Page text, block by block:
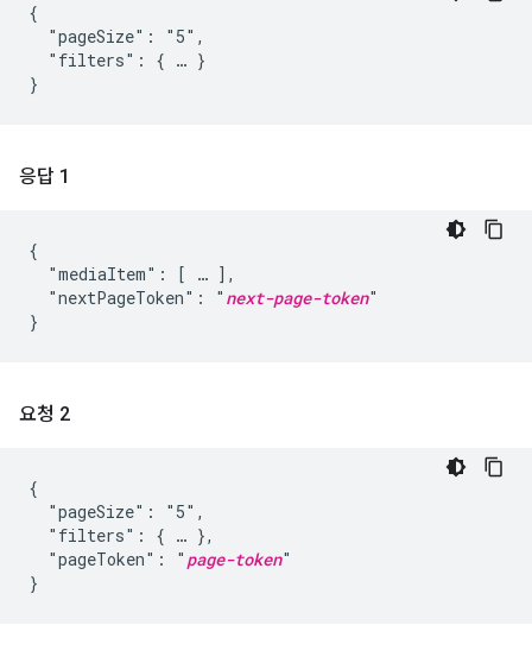
{
  "pageSize": "5",
  "filters": { … }
}
응답 1
{
  "mediaItem": [ … ],
  "nextPageToken": "
next-page-token"
}
요청 2
{
  "pageSize": "5",
  "filters": { … },
  "pageToken": "
page-token"
}